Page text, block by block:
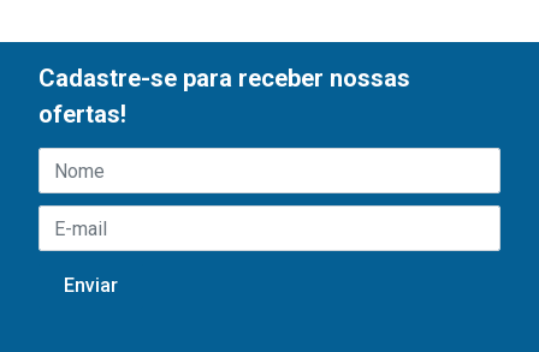
Cadastre-se para receber nossas
ofertas!